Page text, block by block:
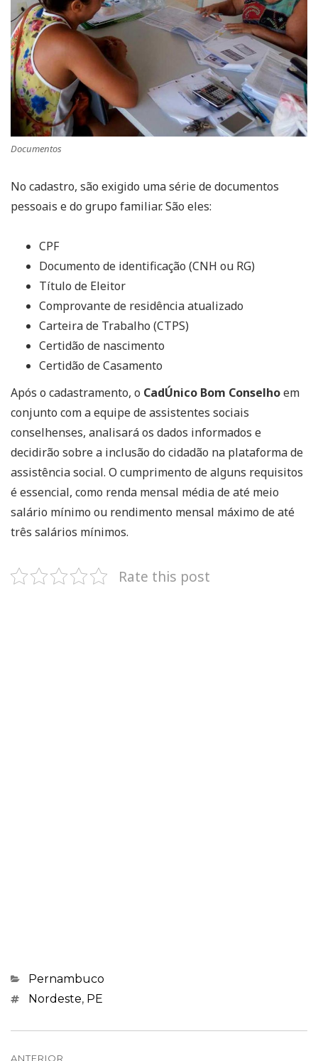
Documentos
No cadastro, são exigido uma série de documentos
pessoais e do grupo familiar. São eles:
CPF
Documento de identificação (CNH ou RG)
Título de Eleitor
Comprovante de residência atualizado
Carteira de Trabalho (CTPS)
Certidão de nascimento
Certidão de Casamento
Após o cadastramento, o CadÚnico Bom Conselhoem
conjunto com a equipe de assistentes sociais
conselhenses, analisará os dados informados e
decidirão sobre a inclusão do cidadão na plataforma de
assistência social. O cumprimento de alguns requisitos
é essencial, como renda mensal média de até meio
salário mínimo ou rendimento mensal máximo de até
três salários mínimos.
Rate this post
Categorias
Pernambuco
Marcações
Nordeste, PE
ANTERIOR